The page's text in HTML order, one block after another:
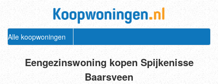
Alle koopwoningen
Eengezinswoning kopen Spijkenisse
Baarsveen